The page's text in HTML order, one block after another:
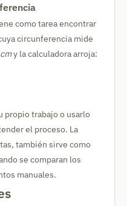
como tarea encontrar
circunferencia mide
y la calculadora arroja:
propio trabajo o usarlo
el proceso. La
también sirve como
se comparan los
manuales.